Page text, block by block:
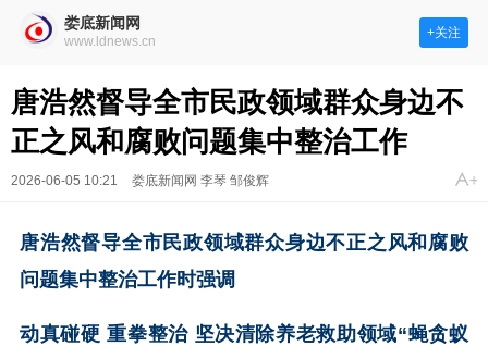
娄底新闻网
www.ldnews.cn
+关注
唐浩然督导全市民政领域群众身边不
正之风和腐败问题集中整治工作
2026-06-05 10:21 娄底新闻网 李琴 邹俊辉
唐浩然督导全市民政领域群众身边不正之风和腐败
问题集中整治工作时强调
动真碰硬 重拳整治 坚决清除养老救助领域“蝇贪蚁